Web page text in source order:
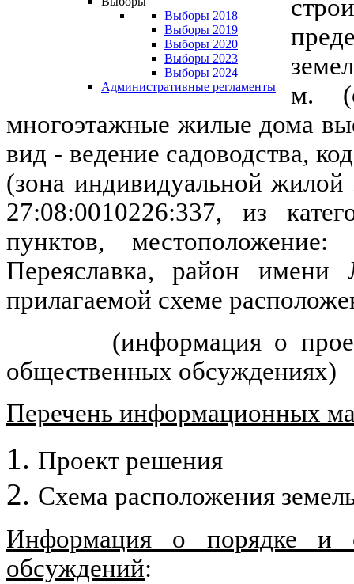
Выборы 2018
Выборы 2019
Выборы 2020
Выборы 2023
Выборы 2024
Административные регламенты
м.
многоэтажные жилые дома
вид - ведение садоводства,
(зона индивидуальной жилой
27:08:0010226:337, из
пунктов,
Переяславка, район имени
прилагаемой схеме
(информация о
общественных обсуждениях)
Перечень информационных
Проект решения
Схема расположения
Информация о порядке и
обсуждений: